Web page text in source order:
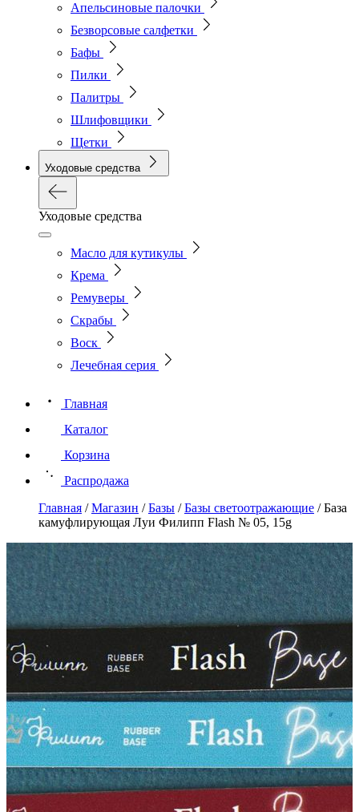
Апельсиновые палочки
Безворсовые салфетки
Бафы
Пилки
Палитры
Шлифовщики
Щетки
Уходовые средства
Уходовые средства
Масло для кутикулы
Крема
Ремуверы
Скрабы
Воск
Лечебная серия
Главная
Каталог
Корзина
Распродажа
Главная /Магазин /Базы /Базы светоотражающие /База
камуфлирующая Луи Филипп Flash № 05, 15g